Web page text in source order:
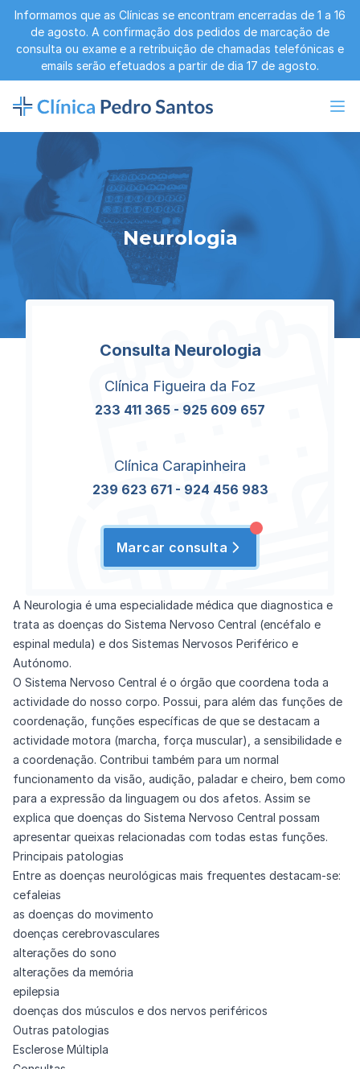
Informamos que as Clínicas se encontram encerradas de 1 a 16
de agosto. A confirmação dos pedidos de marcação de
consulta ou exame e a retribuição de chamadas telefónicas e
emails serão efetuados a partir de dia 17 de agosto.
Neurologia
A Neurologia é uma especialidade médica que diagnostica e
trata as doenças do Sistema Nervoso Central (encéfalo e
espinal medula) e dos Sistemas Nervosos Periférico e
Autónomo.
O Sistema Nervoso Central é o órgão que coordena toda a
actividade do nosso corpo. Possui, para além das funções de
coordenação, funções específicas de que se destacam a
actividade motora (marcha, força muscular), a sensibilidade e
a coordenação. Contribui também para um normal
funcionamento da visão, audição, paladar e cheiro, bem como
para a expressão da linguagem ou dos afetos. Assim se
explica que doenças do Sistema Nervoso Central possam
apresentar queixas relacionadas com todas estas funções.
Principais patologias
Entre as doenças neurológicas mais frequentes destacam-se:
cefaleias
as doenças do movimento
doenças cerebrovasculares
alterações do sono
alterações da memória
epilepsia
doenças dos músculos e dos nervos periféricos
Outras patologias
Esclerose Múltipla
Consulta Neurologia
Clínica Figueira da Foz
233 411 365 - 925 609 657
Clínica Carapinheira
239 623 671- 924 456 983
Marcar consulta